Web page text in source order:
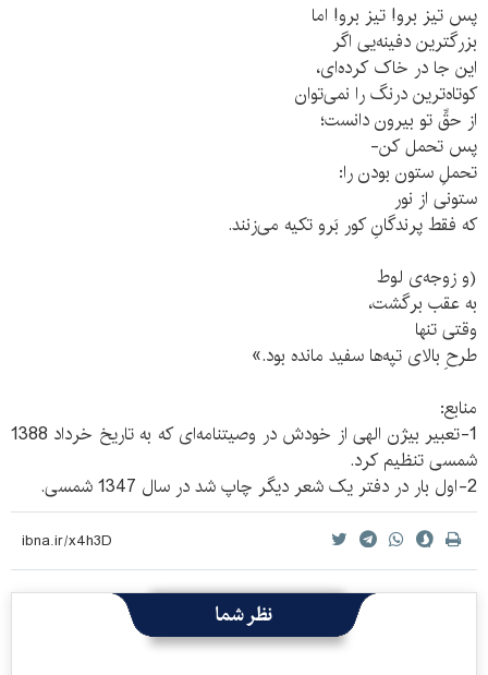
پس تیز برو! تیز برو! اما
بزرگترین دفینه‌یی اگر
این جا در خاک کرده‌ای،
کوتاه‌ترین درنگ را نمی‌توان
از حقِّ تو بیرون دانست؛
پس تحمل کن-
تحملِ ستون بودن را:
ستونی از نور
که فقط پرندگانِ کور بَرو تکیه می‌زنند.
(و زوجه‌ی لوط
به عقب برگشت،
وقتی تنها
طرحِ بالای تپه‌ها سفید مانده بود.»
منابع:
1-تعبیر بیژن الهی از خودش در وصیتنامه‌ای که به تاریخ خرداد 1388
شمسی تنظیم کرد.
2-اول بار در دفتر یک شعر دیگر چاپ شد در سال 1347 شمسی.
نظر شما